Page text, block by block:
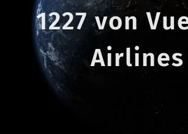
1227 von
Airlines